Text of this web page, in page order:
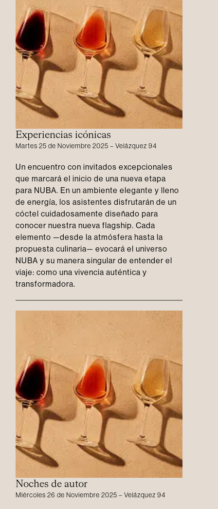
Experiencias icónicas
Martes 25 de Noviembre 2025 – Velázquez 94
Un encuentro con invitados excepcionales
que marcará el inicio de una nueva etapa
para NUBA. En un ambiente elegante y lleno
de energía, los asistentes disfrutarán de un
cóctel cuidadosamente diseñado para
conocer nuestra nueva flagship. Cada
elemento —desde la atmósfera hasta la
propuesta culinaria— evocará el universo
NUBA y su manera singular de entender el
viaje: como una vivencia auténtica y
transformadora.
Noches de autor
Miércoles 26 de Noviembre 2025 – Velázquez 94